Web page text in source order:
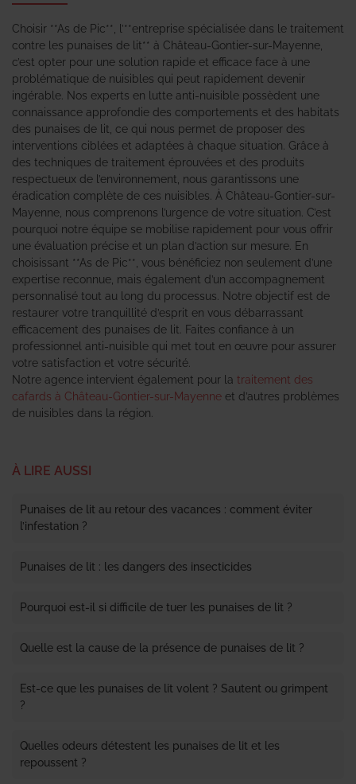
Choisir **As de Pic**, l’**entreprise spécialisée dans le traitement
contre les punaises de lit** à Château-Gontier-sur-Mayenne,
c’est opter pour une solution rapide et efficace face à une
problématique de nuisibles qui peut rapidement devenir
ingérable. Nos experts en lutte anti-nuisible possèdent une
connaissance approfondie des comportements et des habitats
des punaises de lit, ce qui nous permet de proposer des
interventions ciblées et adaptées à chaque situation. Grâce à
des techniques de traitement éprouvées et des produits
respectueux de l’environnement, nous garantissons une
éradication complète de ces nuisibles. À Château-Gontier-sur-
Mayenne, nous comprenons l’urgence de votre situation. C’est
pourquoi notre équipe se mobilise rapidement pour vous offrir
une évaluation précise et un plan d’action sur mesure. En
choisissant **As de Pic**, vous bénéficiez non seulement d’une
expertise reconnue, mais également d’un accompagnement
personnalisé tout au long du processus. Notre objectif est de
restaurer votre tranquillité d’esprit en vous débarrassant
efficacement des punaises de lit. Faites confiance à un
professionnel anti-nuisible qui met tout en œuvre pour assurer
votre satisfaction et votre sécurité.
Notre agence intervient également pour la traitement des
cafards à Château-Gontier-sur-Mayenne et d’autres problèmes
de nuisibles dans la région.
À LIRE AUSSI
Punaises de lit au retour des vacances : comment éviter
l’infestation ?
Punaises de lit : les dangers des insecticides
Pourquoi est-il si difficile de tuer les punaises de lit ?
Quelle est la cause de la présence de punaises de lit ?
Est-ce que les punaises de lit volent ? Sautent ou grimpent
?
Quelles odeurs détestent les punaises de lit et les
repoussent ?